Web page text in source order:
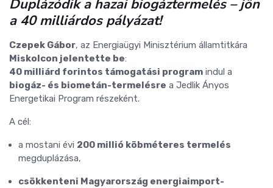
Duplázódik a hazai biogáztermelés – jön
a 40 milliárdos pályázat!
Czepek Gábor, az Energiaügyi Minisztérium államtitkára
Miskolcon jelentette be:
40 milliárd forintos támogatási program indul a
biogáz- és biometán-termelésre a Jedlik Ányos
Energetikai Program részeként.
A cél:
a mostani évi 200 millió köbméteres termelés
megduplázása,
csökkenteni Magyarország energiaimport-